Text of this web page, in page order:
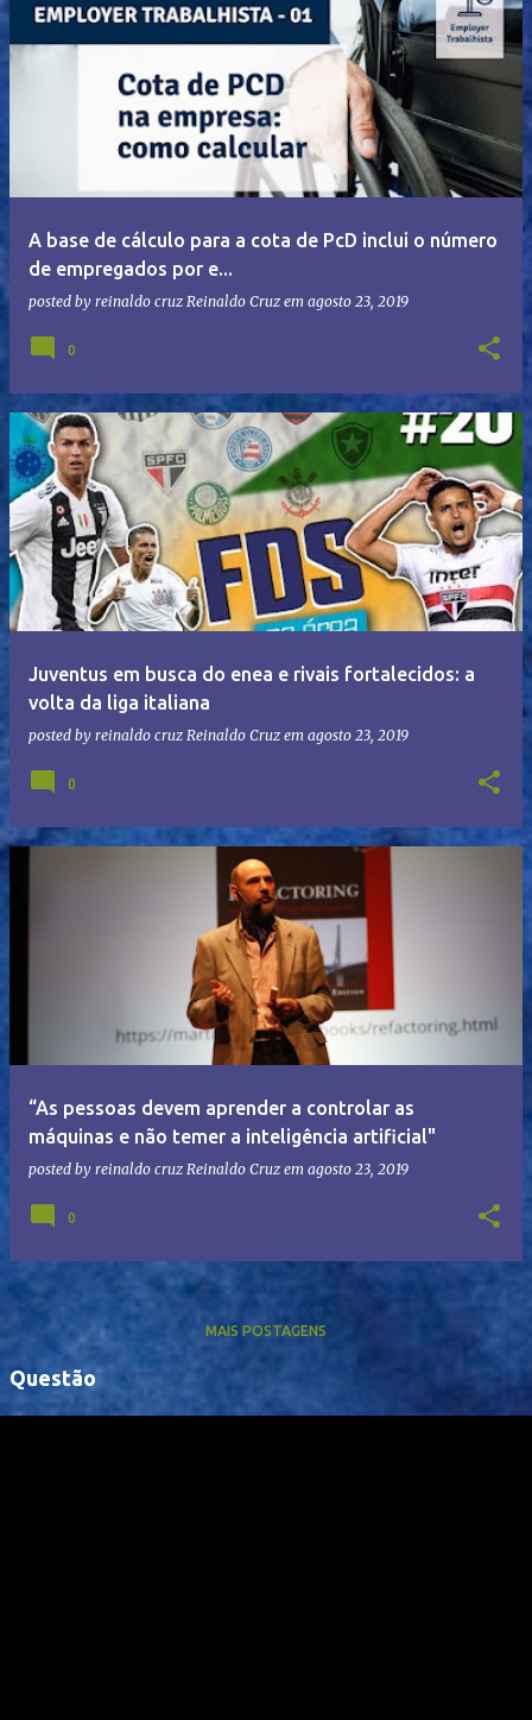
A base de cálculo para a cota de PcD inclui o número
de empregados por e...
posted by reinaldo cruz Reinaldo Cruz em agosto 23, 2019
0
Juventus em busca do enea e rivais fortalecidos: a
volta da liga italiana
posted by reinaldo cruz Reinaldo Cruz em agosto 23, 2019
0
“As pessoas devem aprender a controlar as
máquinas e não temer a inteligência artificial"
posted by reinaldo cruz Reinaldo Cruz em agosto 23, 2019
0
MAIS POSTAGENS
Questão